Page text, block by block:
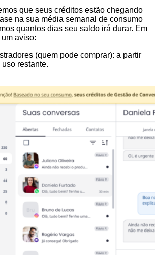
que seus créditos estão chegando
na sua média semanal de consumo
quantos dias seu saldo irá durar. Em
aviso:
(quem pode comprar): a partir
restante.